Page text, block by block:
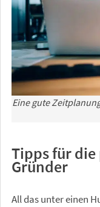
Eine gute
Tipps für
Gründer
All das unter einen